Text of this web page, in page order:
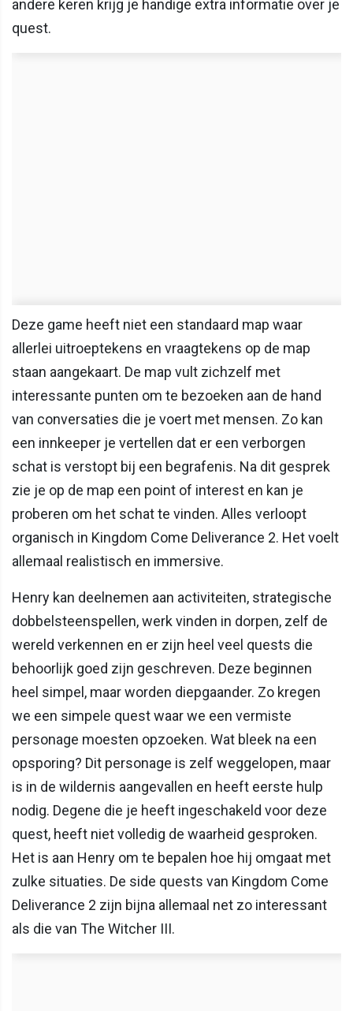
andere keren krijg je handige extra informatie over je
quest.
Deze game heeft niet een standaard map waar
allerlei uitroeptekens en vraagtekens op de map
staan aangekaart. De map vult zichzelf met
interessante punten om te bezoeken aan de hand
van conversaties die je voert met mensen. Zo kan
een innkeeper je vertellen dat er een verborgen
schat is verstopt bij een begrafenis. Na dit gesprek
zie je op de map een point of interest en kan je
proberen om het schat te vinden. Alles verloopt
organisch in Kingdom Come Deliverance 2. Het voelt
allemaal realistisch en immersive.
Henry kan deelnemen aan activiteiten, strategische
dobbelsteenspellen, werk vinden in dorpen, zelf de
wereld verkennen en er zijn heel veel quests die
behoorlijk goed zijn geschreven. Deze beginnen
heel simpel, maar worden diepgaander. Zo kregen
we een simpele quest waar we een vermiste
personage moesten opzoeken. Wat bleek na een
opsporing? Dit personage is zelf weggelopen, maar
is in de wildernis aangevallen en heeft eerste hulp
nodig. Degene die je heeft ingeschakeld voor deze
quest, heeft niet volledig de waarheid gesproken.
Het is aan Henry om te bepalen hoe hij omgaat met
zulke situaties. De side quests van Kingdom Come
Deliverance 2 zijn bijna allemaal net zo interessant
als die van The Witcher III.